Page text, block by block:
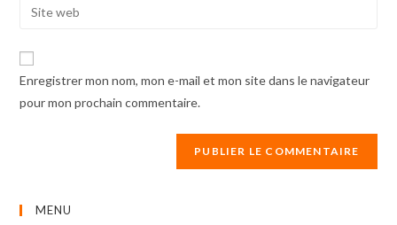
to
address
comment
website
URL
Enregistrer mon nom, mon e-mail et mon site dans le navigateur
pour mon prochain commentaire.
MENU